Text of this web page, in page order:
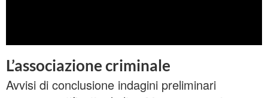
L’associazione criminale
Avvisi di conclusione indagini preliminari